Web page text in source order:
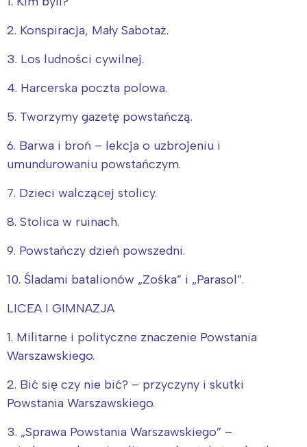
2. Konspiracja, Mały Sabotaż.
3. Los ludności cywilnej.
4. Harcerska poczta polowa.
5. Tworzymy gazetę powstańczą.
6. Barwa i broń – lekcja o uzbrojeniu i
umundurowaniu powstańczym.
7. Dzieci walczącej stolicy.
8. Stolica w ruinach.
9. Powstańczy dzień powszedni.
10. Śladami batalionów „Zośka” i „Parasol”.
LICEA I GIMNAZJA
1. Militarne i polityczne znaczenie Powstania
Warszawskiego.
2. Bić się czy nie bić? – przyczyny i skutki
Powstania Warszawskiego.
3. „Sprawa Powstania Warszawskiego” –